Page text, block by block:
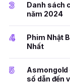
3
Danh sách
năm 2024
4
Phim Nhật
Nhất
5
Asmongold
số dẫn đến